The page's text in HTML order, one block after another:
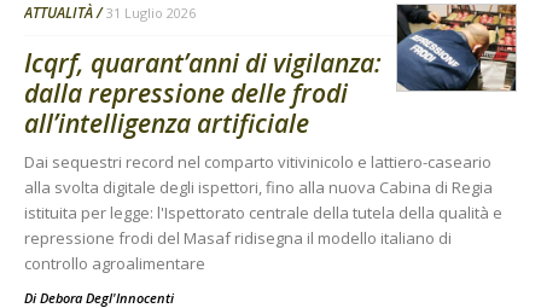
ATTUALITÀ 31 Luglio 2026
Icqrf, quarant’anni di vigilanza:
dalla repressione delle frodi
all’intelligenza artificiale
Dai sequestri record nel comparto vitivinicolo e lattiero-caseario
alla svolta digitale degli ispettori, fino alla nuova Cabina di Regia
istituita per legge: l'Ispettorato centrale della tutela della qualità e
repressione frodi del Masaf ridisegna il modello italiano di
controllo agroalimentare
Di Debora Degl'Innocenti